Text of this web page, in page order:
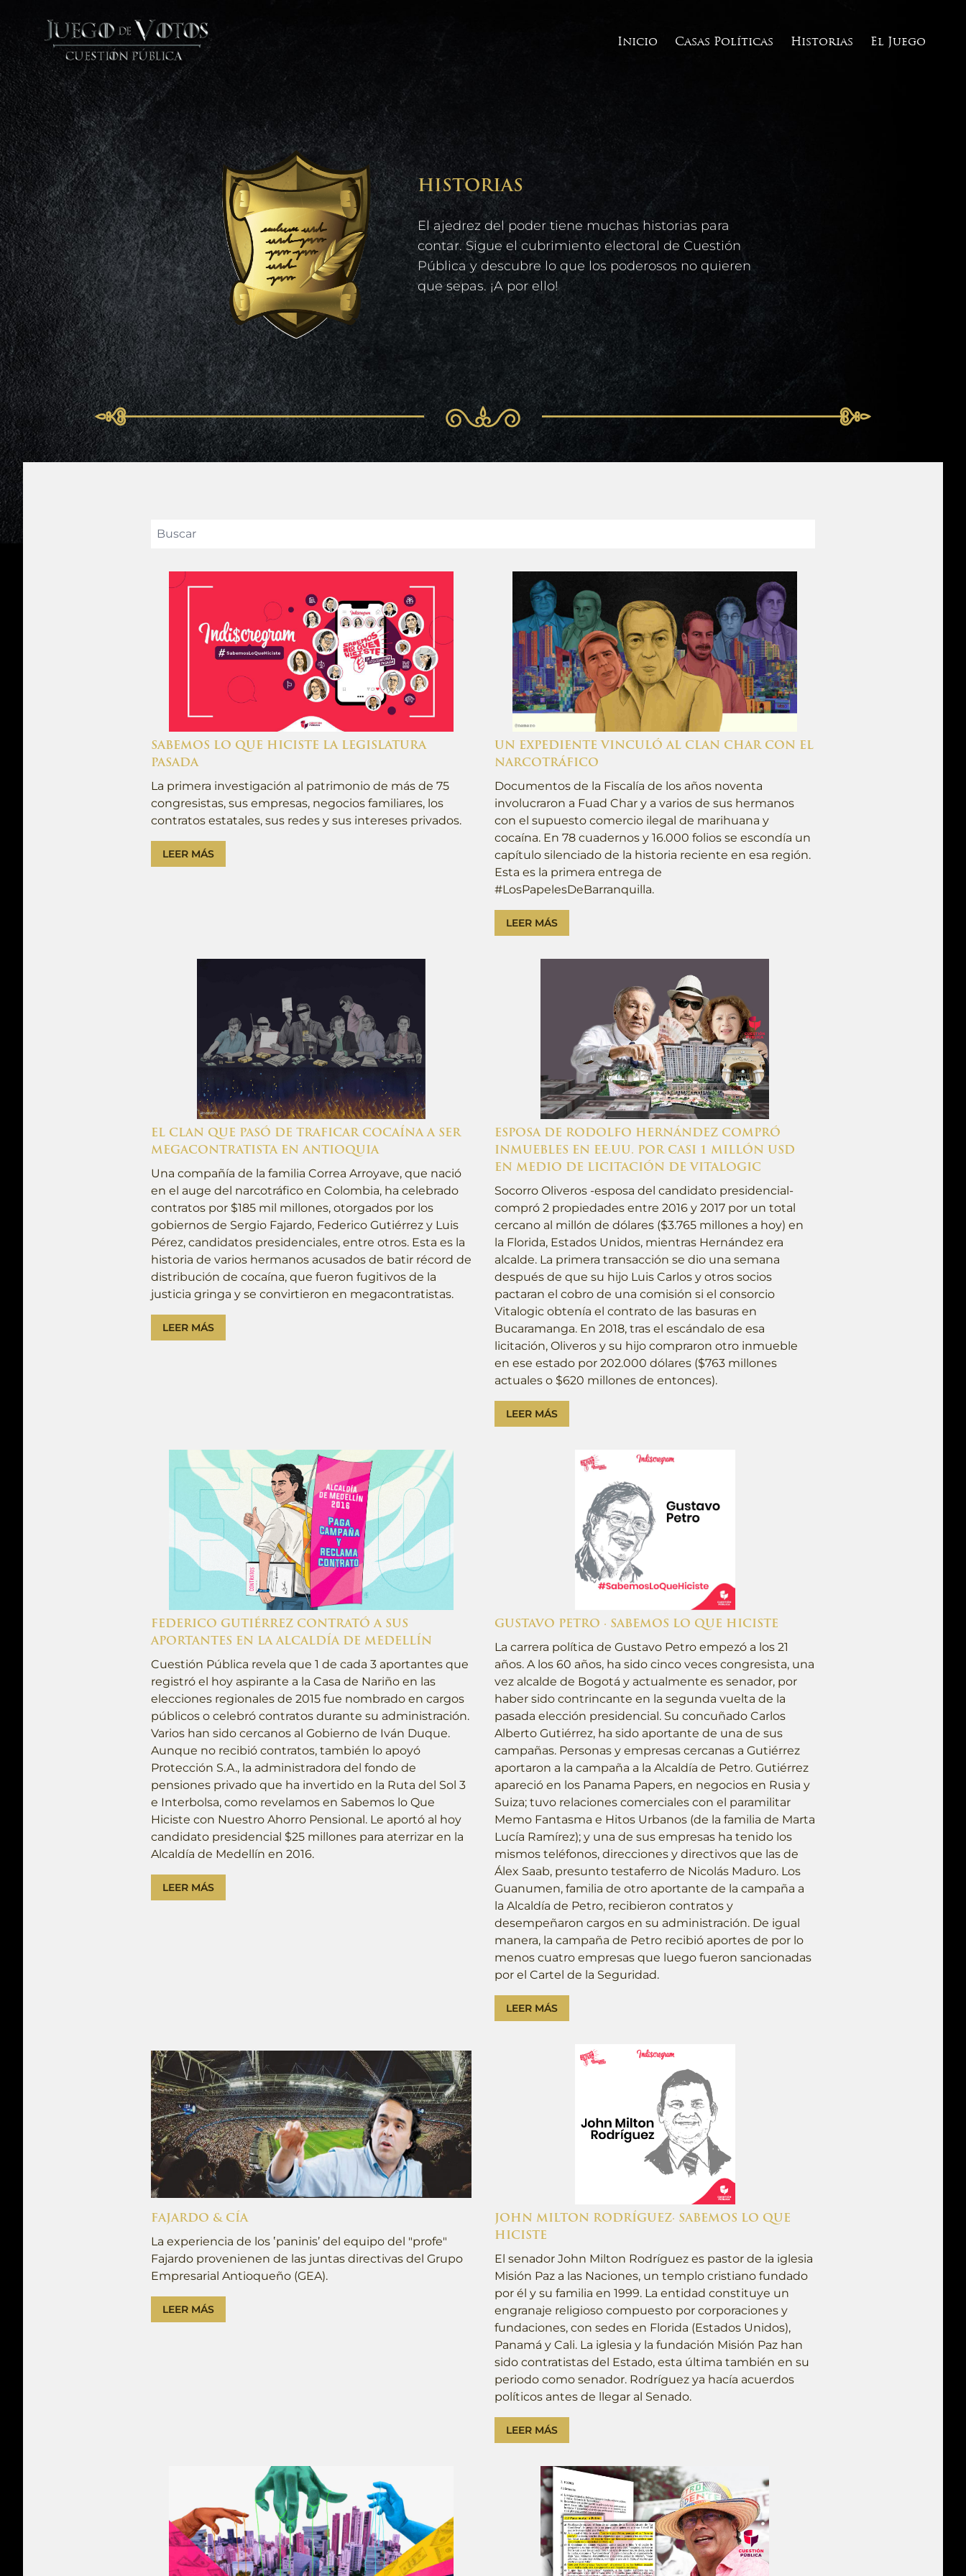
Inicio Casas Políticas Historias El Juego
HISTORIAS
El ajedrez del poder tiene muchas historias para
contar. Sigue el cubrimiento electoral de Cuestión
Pública y descubre lo que los poderosos no quieren
que sepas. ¡A por ello!
SABEMOS LO QUE HICISTE LA LEGISLATURA
PASADA
La primera investigación al patrimonio de más de 75
congresistas, sus empresas, negocios familiares, los
contratos estatales, sus redes y sus intereses privados.
LEER MÁS
UN EXPEDIENTE VINCULÓ AL CLAN CHAR CON EL
NARCOTRÁFICO
Documentos de la Fiscalía de los años noventa
involucraron a Fuad Char y a varios de sus hermanos
con el supuesto comercio ilegal de marihuana y
cocaína. En 78 cuadernos y 16.000 folios se escondía un
capítulo silenciado de la historia reciente en esa región.
Esta es la primera entrega de
#LosPapelesDeBarranquilla.
LEER MÁS
EL CLAN QUE PASÓ DE TRAFICAR COCAÍNA A SER
MEGACONTRATISTA EN ANTIOQUIA
Una compañía de la familia Correa Arroyave, que nació
en el auge del narcotráfico en Colombia, ha celebrado
contratos por $185 mil millones, otorgados por los
gobiernos de Sergio Fajardo, Federico Gutiérrez y Luis
Pérez, candidatos presidenciales, entre otros. Esta es la
historia de varios hermanos acusados de batir récord de
distribución de cocaína, que fueron fugitivos de la
justicia gringa y se convirtieron en megacontratistas.
LEER MÁS
ESPOSA DE RODOLFO HERNÁNDEZ COMPRÓ
INMUEBLES EN EE.UU. POR CASI 1 MILLÓN USD
EN MEDIO DE LICITACIÓN DE VITALOGIC
Socorro Oliveros -esposa del candidato presidencial-
compró 2 propiedades entre 2016 y 2017 por un total
cercano al millón de dólares ($3.765 millones a hoy) en
la Florida, Estados Unidos, mientras Hernández era
alcalde. La primera transacción se dio una semana
después de que su hijo Luis Carlos y otros socios
pactaran el cobro de una comisión si el consorcio
Vitalogic obtenía el contrato de las basuras en
Bucaramanga. En 2018, tras el escándalo de esa
licitación, Oliveros y su hijo compraron otro inmueble
en ese estado por 202.000 dólares ($763 millones
actuales o $620 millones de entonces).
LEER MÁS
FEDERICO GUTIÉRREZ CONTRATÓ A SUS
APORTANTES EN LA ALCALDÍA DE MEDELLÍN
Cuestión Pública revela que 1 de cada 3 aportantes que
registró el hoy aspirante a la Casa de Nariño en las
elecciones regionales de 2015 fue nombrado en cargos
públicos o celebró contratos durante su administración.
Varios han sido cercanos al Gobierno de Iván Duque.
Aunque no recibió contratos, también lo apoyó
Protección S.A., la administradora del fondo de
pensiones privado que ha invertido en la Ruta del Sol 3
e Interbolsa, como revelamos en Sabemos lo Que
Hiciste con Nuestro Ahorro Pensional. Le aportó al hoy
candidato presidencial $25 millones para aterrizar en la
Alcaldía de Medellín en 2016.
LEER MÁS
GUSTAVO PETRO · SABEMOS LO QUE HICISTE
La carrera política de Gustavo Petro empezó a los 21
años. A los 60 años, ha sido cinco veces congresista, una
vez alcalde de Bogotá y actualmente es senador, por
haber sido contrincante en la segunda vuelta de la
pasada elección presidencial. Su concuñado Carlos
Alberto Gutiérrez, ha sido aportante de una de sus
campañas. Personas y empresas cercanas a Gutiérrez
aportaron a la campaña a la Alcaldía de Petro. Gutiérrez
apareció en los Panama Papers, en negocios en Rusia y
Suiza; tuvo relaciones comerciales con el paramilitar
Memo Fantasma e Hitos Urbanos (de la familia de Marta
Lucía Ramírez); y una de sus empresas ha tenido los
mismos teléfonos, direcciones y directivos que las de
Álex Saab, presunto testaferro de Nicolás Maduro. Los
Guanumen, familia de otro aportante de la campaña a
la Alcaldía de Petro, recibieron contratos y
desempeñaron cargos en su administración. De igual
manera, la campaña de Petro recibió aportes de por lo
menos cuatro empresas que luego fueron sancionadas
por el Cartel de la Seguridad.
LEER MÁS
FAJARDO & CÍA
La experiencia de los ‛paninis’ del equipo del "profe"
Fajardo provenienen de las juntas directivas del Grupo
Empresarial Antioqueño (GEA).
LEER MÁS
JOHN MILTON RODRÍGUEZ· SABEMOS LO QUE
HICISTE
El senador John Milton Rodríguez es pastor de la iglesia
Misión Paz a las Naciones, un templo cristiano fundado
por él y su familia en 1999. La entidad constituye un
engranaje religioso compuesto por corporaciones y
fundaciones, con sedes en Florida (Estados Unidos),
Panamá y Cali. La iglesia y la fundación Misión Paz han
sido contratistas del Estado, esta última también en su
periodo como senador. Rodríguez ya hacía acuerdos
políticos antes de llegar al Senado.
LEER MÁS